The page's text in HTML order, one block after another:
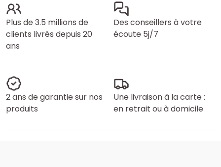
Plus de 3.5 millions de
clients livrés depuis 20
ans
Des conseillers à votre
écoute 5j/7
2 ans de garantie sur nos
produits
Une livraison à la carte :
en retrait ou à domicile